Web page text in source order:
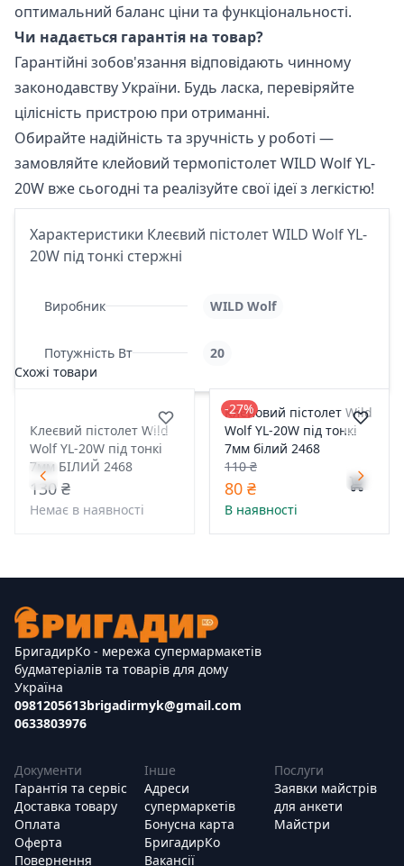
оптимальний баланс ціни та функціональності.
Чи надається гарантія на товар?
Гарантійні зобов'язання відповідають чинному
законодавству України. Будь ласка, перевіряйте
цілісність пристрою при отриманні.
Обирайте надійність та зручність у роботі —
замовляйте клейовий термопістолет WILD Wolf YL-
20W вже сьогодні та реалізуйте свої ідеї з легкістю!
Характеристики Клеєвий пістолет WILD Wolf YL-
20W під тонкі стержні
Виробник WILD Wolf
Потужність Вт
20
Схожі товари
Клеєвий пістолет Wild
Wolf YL-20W під тонкі
7мм БІЛИЙ 2468
130 ₴
Немає в наявності
-27%
Клейовий пістолет Wild
Wolf YL-20W під тонкі
7мм білий 2468
110 ₴
80 ₴
В наявності
БригадирКо - мережа супермармакетів
будматеріалів та товарів для дому
Україна
0981205613
0633803976
brigadirmyk@gmail.com
Документи
Гарантія та сервіс
Доставка товару
Оплата
Оферта
Повернення
Інше
Адреси
супермаркетів
Бонусна карта
БригадирКо
Вакансії
Послуги
Заявки майстрів
для анкети
Майстри